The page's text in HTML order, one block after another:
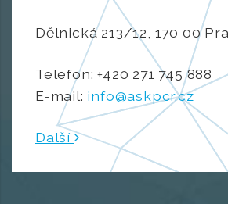
Dělnická 213/12, 170 00
Telefon: +420 271 745 888
E-mail: info@askpcr.cz
Další